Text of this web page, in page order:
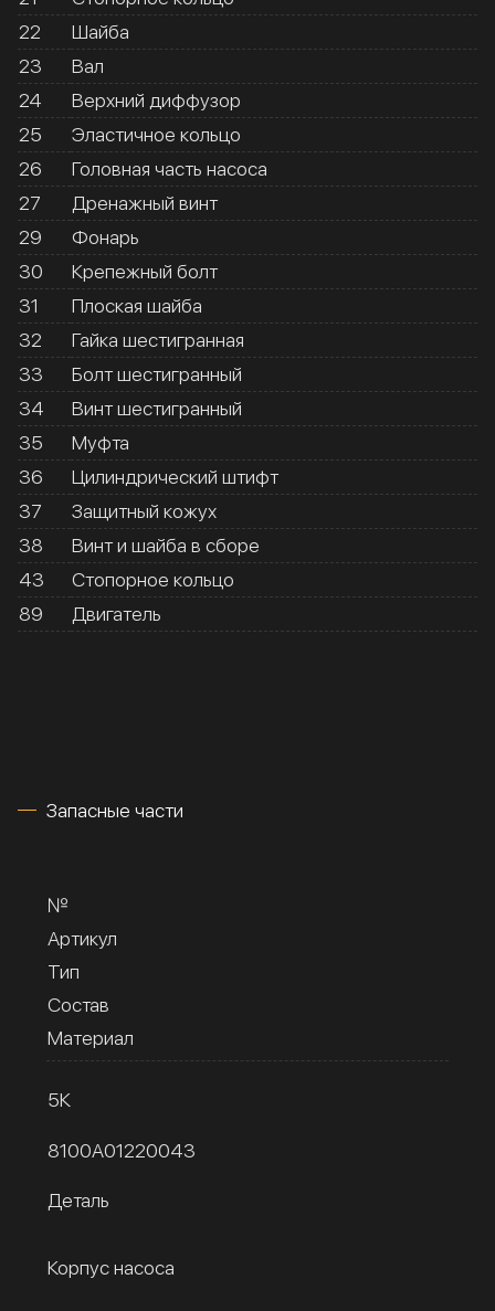
22
Шайба
23
Вал
24
Верхний диффузор
25
Эластичное кольцо
26
Головная часть насоса
27
Дренажный винт
29
Фонарь
30
Крепежный болт
31
Плоская шайба
32
Гайка шестигранная
33
Болт шестигранный
34
Винт шестигранный
35
Муфта
36
Цилиндрический штифт
37
Защитный кожух
38
Винт и шайба в сборе
43
Стопорное кольцо
89
Двигатель
Запасные части
№
Артикул
Тип
Состав
Материал
5К
8100A01220043
Деталь
Корпус насоса